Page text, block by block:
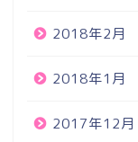
2018年2月
2018年1月
2017年12月